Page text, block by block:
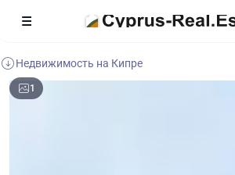
Недвижимость на Кипре
1